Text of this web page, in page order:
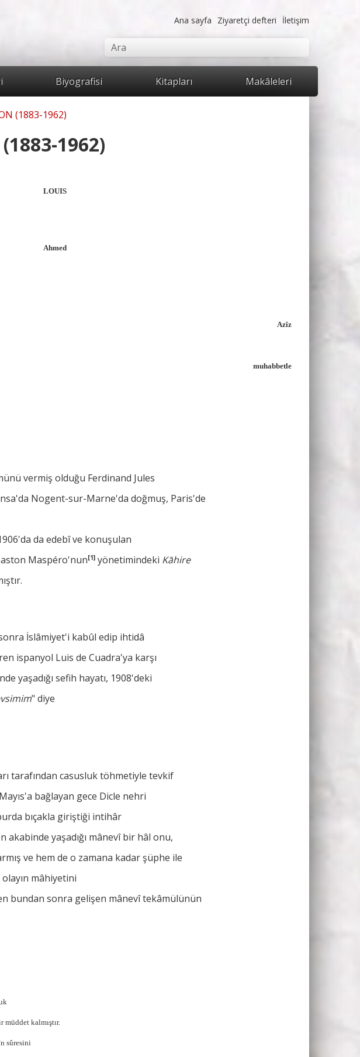
Ana sayfa Ziyaretçi defteri İletişim
Ara
Biyografisi Kitapları Makâleleri
(1883-1962)
1962)
LOUIS
Ahmed
Azîz
muhabbetle
vermiş olduğu Ferdinand Jules
Nogent-sur-Marne'da doğmuş, Paris'de
da edebî ve konuşulan
Maspéro'nun[1] yönetimindeki Kāhire
İslâmiyet'i kabûl edip ihtidâ
ispanyol Luis de Cuadra'ya karşı
yaşadığı sefih hayatı, 1908'deki
" diye
tarafından casusluk töhmetiyle tevkif
bağlayan gece Dicle nehri
bıçakla giriştiği intihâr
akabinde yaşadığı mânevî bir hâl onu,
ve hem de o zamana kadar şüphe ile
olayın mâhiyetini
bundan sonra gelişen mânevî tekâmülünün
kalmıştır.
sûresini